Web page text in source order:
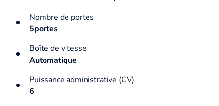
Nombre de portes
5portes
Boîte de vitesse
Automatique
Puissance administrative (CV)
6